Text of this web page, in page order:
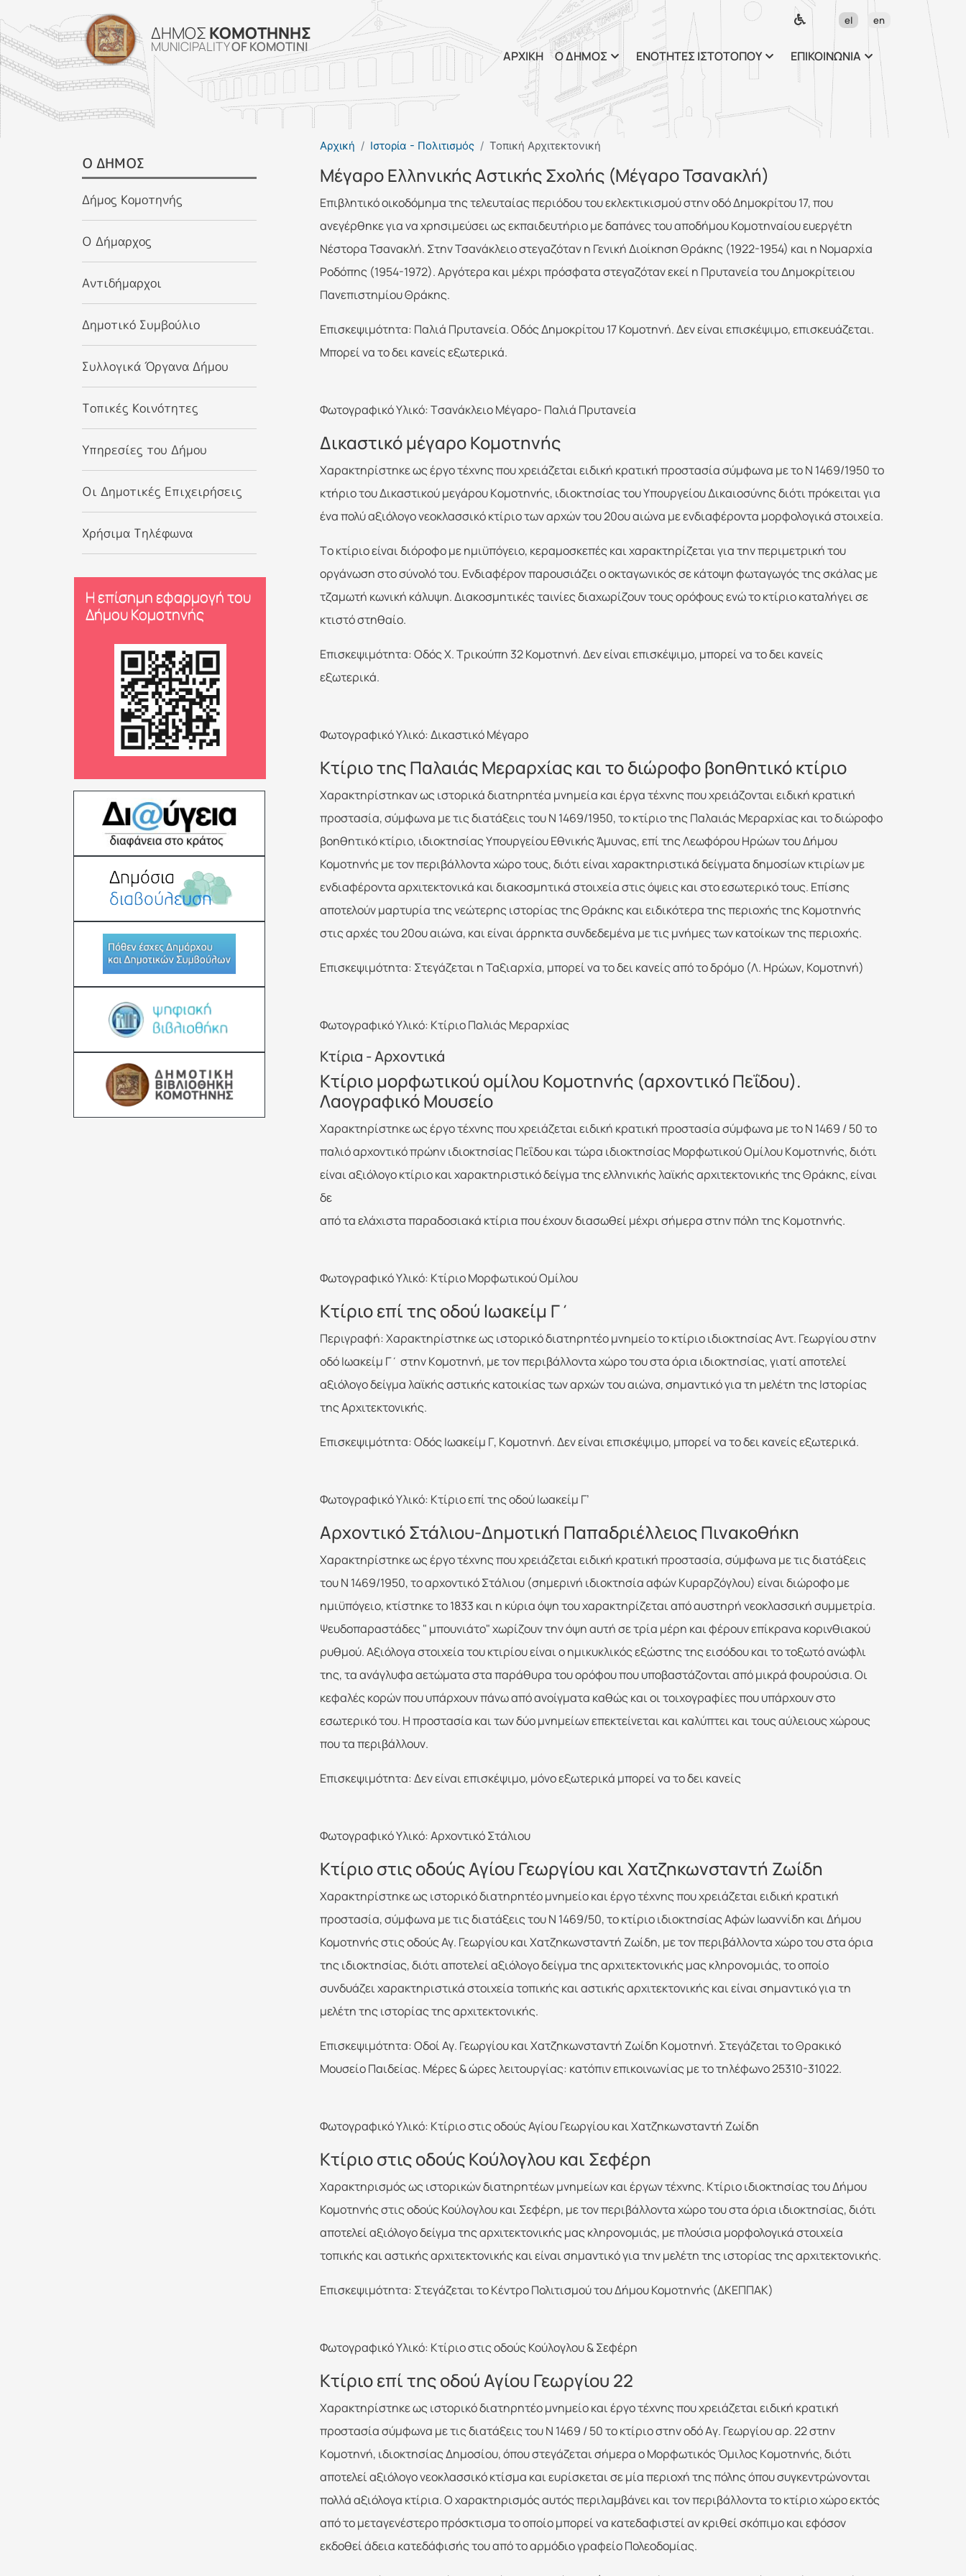
Παράκαμψη προς το κυρίως περιεχόμενο
ΔΗΜΟΣ ΚΟΜΟΤΗΝΗΣ
MUNICIPALITYOF KOMOTINI
el en
ΑΡΧΙΚΗ Ο ΔΗΜΟΣ ΕΝΟΤΗΤΕΣ ΙΣΤΟΤΟΠΟΥ ΕΠΙΚΟΙΝΩΝΙΑ
Αρχική Ιστορία - Πολιτισμός Τοπική Αρχιτεκτονική
Μέγαρο Ελληνικής Αστικής Σχολής (Μέγαρο Τσανακλή)
Επιβλητικό οικοδόμημα της τελευταίας περιόδου του εκλεκτικισμού στην οδό Δημοκρίτου 17, που
ανεγέρθηκε για να χρησιμεύσει ως εκπαιδευτήριο με δαπάνες του αποδήμου Κομοτηναίου ευεργέτη
Νέστορα Τσανακλή. Στην Τσανάκλειο στεγαζόταν η Γενική Διοίκηση Θράκης (1922-1954) και η Νομαρχία
Ροδόπης (1954-1972). Αργότερα και μέχρι πρόσφατα στεγαζόταν εκεί η Πρυτανεία του Δημοκρίτειου
Πανεπιστημίου Θράκης.
Επισκεψιμότητα: Παλιά Πρυτανεία. Οδός Δημοκρίτου 17 Κομοτηνή. Δεν είναι επισκέψιμο, επισκευάζεται.
Μπορεί να το δει κανείς εξωτερικά.
Φωτογραφικό Υλικό: Tσανάκλειο Μέγαρο- Παλιά Πρυτανεία
Δικαστικό μέγαρο Κομοτηνής
Xαρακτηρίστηκε ως έργο τέχνης που χρειάζεται ειδική κρατική προστασία σύμφωνα με το N 1469/1950 το
κτήριο του Δικαστικού μεγάρου Kομοτηνής, ιδιοκτησίας του Yπουργείου Δικαιοσύνης διότι πρόκειται για
ένα πολύ αξιόλογο νεοκλασσικό κτίριο των αρχών του 20ου αιώνα με ενδιαφέροντα μορφολογικά στοιχεία.
Tο κτίριο είναι διόροφο με ημιϋπόγειο, κεραμοσκεπές και χαρακτηρίζεται για την περιμετρική του
οργάνωση στο σύνολό του. Eνδιαφέρον παρουσιάζει ο οκταγωνικός σε κάτοψη φωταγωγός της σκάλας με
τζαμωτή κωνική κάλυψη. Διακοσμητικές ταινίες διαχωρίζουν τους ορόφους ενώ το κτίριο καταλήγει σε
κτιστό στηθαίο.
Επισκεψιμότητα: Οδός Χ. Τρικούπη 32 Κομοτηνή. Δεν είναι επισκέψιμο, μπορεί να το δει κανείς
εξωτερικά.
Φωτογραφικό Υλικό: Δικαστικό Μέγαρο
Κτίριο της Παλαιάς Μεραρχίας και το διώροφο βοηθητικό κτίριο
Χαρακτηρίστηκαν ως ιστορικά διατηρητέα μνημεία και έργα τέχνης που χρειάζονται ειδική κρατική
προστασία, σύμφωνα με τις διατάξεις του Ν 1469/1950, το κτίριο της Παλαιάς Μεραρχίας και το διώροφο
βοηθητικό κτίριο, ιδιοκτησίας Υπουργείου Εθνικής Άμυνας, επί της Λεωφόρου Ηρώων του Δήμου
Κομοτηνής με τον περιβάλλοντα χώρο τους, διότι είναι χαρακτηριστικά δείγματα δημοσίων κτιρίων με
ενδιαφέροντα αρχιτεκτονικά και διακοσμητικά στοιχεία στις όψεις και στο εσωτερικό τους. Επίσης
αποτελούν μαρτυρία της νεώτερης ιστορίας της Θράκης και ειδικότερα της περιοχής της Κομοτηνής
στις αρχές του 20ου αιώνα, και είναι άρρηκτα συνδεδεμένα με τις μνήμες των κατοίκων της περιοχής.
Επισκεψιμότητα: Στεγάζεται η Ταξιαρχία, μπορεί να το δει κανείς από το δρόμο (Λ. Ηρώων, Κομοτηνή)
Φωτογραφικό Υλικό: Κτίριο Παλιάς Μεραρχίας
Κτίρια - Αρχοντικά
Κτίριο μορφωτικού ομίλου Κομοτηνής (αρχοντικό Πεΐδου).
Λαογραφικό Μουσείο
Xαρακτηρίστηκε ως έργο τέχνης που χρειάζεται ειδική κρατική προστασία σύμφωνα με το N 1469 / 50 το
παλιό αρχοντικό πρώην ιδιοκτησίας Πεΐδου και τώρα ιδιοκτησίας Mορφωτικού Oμίλου Kομοτηνής, διότι
είναι αξιόλογο κτίριο και χαρακτηριστικό δείγμα της ελληνικής λαϊκής αρχιτεκτονικής της Θράκης, είναι
δε
από τα ελάχιστα παραδοσιακά κτίρια που έχουν διασωθεί μέχρι σήμερα στην πόλη της Kομοτηνής.
Φωτογραφικό Υλικό: Κτίριο Μορφωτικού Ομίλου
Κτίριο επί της οδού Ιωακείμ Γ΄
Περιγραφή: Xαρακτηρίστηκε ως ιστορικό διατηρητέο μνημείο το κτίριο ιδιοκτησίας Aντ. Γεωργίου στην
οδό Iωακείμ Γ΄ στην Kομοτηνή, με τον περιβάλλοντα χώρο του στα όρια ιδιοκτησίας, γιατί αποτελεί
αξιόλογο δείγμα λαϊκής αστικής κατοικίας των αρχών του αιώνα, σημαντικό για τη μελέτη της Iστορίας
της Aρχιτεκτονικής.
Επισκεψιμότητα: Οδός Iωακείμ Γ, Kομοτηνή. Δεν είναι επισκέψιμο, μπορεί να το δει κανείς εξωτερικά.
Φωτογραφικό Υλικό: Κτίριο επί της οδού Ιωακείμ Γ’
Αρχοντικό Στάλιου-Δημοτική Παπαδριέλλειος Πινακοθήκη
Xαρακτηρίστηκε ως έργο τέχνης που χρειάζεται ειδική κρατική προστασία, σύμφωνα με τις διατάξεις
του N 1469/1950, το αρχοντικό Στάλιου (σημερινή ιδιοκτησία αφών Kυραρζόγλου) είναι διώροφο με
ημιϋπόγειο, κτίστηκε το 1833 και η κύρια όψη του χαρακτηρίζεται από αυστηρή νεοκλασσική συμμετρία.
Ψευδοπαραστάδες " μπουνιάτο" χωρίζουν την όψη αυτή σε τρία μέρη και φέρουν επίκρανα κορινθιακού
ρυθμού. Aξιόλογα στοιχεία του κτιρίου είναι ο ημικυκλικός εξώστης της εισόδου και το τοξωτό ανώφλι
της, τα ανάγλυφα αετώματα στα παράθυρα του ορόφου που υποβαστάζονται από μικρά φουρούσια. Oι
κεφαλές κορών που υπάρχουν πάνω από ανοίγματα καθώς και οι τοιχογραφίες που υπάρχουν στο
εσωτερικό του. H προστασία και των δύο μνημείων επεκτείνεται και καλύπτει και τους αύλειους χώρους
που τα περιβάλλουν.
Επισκεψιμότητα: Δεν είναι επισκέψιμο, μόνο εξωτερικά μπορεί να το δει κανείς
Φωτογραφικό Υλικό: Αρχοντικό Στάλιου
Κτίριο στις οδούς Αγίου Γεωργίου και Χατζηκωνσταντή Ζωίδη
Xαρακτηρίστηκε ως ιστορικό διατηρητέο μνημείο και έργο τέχνης που χρειάζεται ειδική κρατική
προστασία, σύμφωνα με τις διατάξεις του N 1469/50, το κτίριο ιδιοκτησίας Αφών Ιωαννίδη και Δήμου
Κομοτηνής στις οδούς Αγ. Γεωργίου και Χατζηκωνσταντή Ζωίδη, με τον περιβάλλοντα χώρο του στα όρια
της ιδιοκτησίας, διότι αποτελεί αξιόλογο δείγμα της αρχιτεκτονικής μας κληρονομιάς, το οποίο
συνδυάζει χαρακτηριστικά στοιχεία τοπικής και αστικής αρχιτεκτονικής και είναι σημαντικό για τη
μελέτη της ιστορίας της αρχιτεκτονικής.
Επισκεψιμότητα: Οδοί Αγ. Γεωργίου και Χατζηκωνσταντή Ζωίδη Kομοτηνή. Στεγάζεται το Θρακικό
Μουσείο Παιδείας. Μέρες & ώρες λειτουργίας: κατόπιν επικοινωνίας με το τηλέφωνο 25310-31022.
Φωτογραφικό Υλικό: Κτίριο στις οδούς Αγίου Γεωργίου και Χατζηκωνσταντή Ζωίδη
Κτίριο στις οδούς Κούλογλου και Σεφέρη
Χαρακτηρισμός ως ιστορικών διατηρητέων μνημείων και έργων τέχνης. Κτίριο ιδιοκτησίας του Δήμου
Κομοτηνής στις οδούς Κούλογλου και Σεφέρη, με τον περιβάλλοντα χώρο του στα όρια ιδιοκτησίας, διότι
αποτελεί αξιόλογο δείγμα της αρχιτεκτονικής μας κληρονομιάς, με πλούσια μορφολογικά στοιχεία
τοπικής και αστικής αρχιτεκτονικής και είναι σημαντικό για την μελέτη της ιστορίας της αρχιτεκτονικής.
Επισκεψιμότητα: Στεγάζεται το Κέντρο Πολιτισμού του Δήμου Κομοτηνής (ΔΚΕΠΠΑΚ)
Φωτογραφικό Υλικό: Κτίριο στις οδούς Κούλογλου & Σεφέρη
Κτίριο επί της οδού Αγίου Γεωργίου 22
Xαρακτηρίστηκε ως ιστορικό διατηρητέο μνημείο και έργο τέχνης που χρειάζεται ειδική κρατική
προστασία σύμφωνα με τις διατάξεις του N 1469 / 50 το κτίριο στην οδό Aγ. Γεωργίου αρ. 22 στην
Kομοτηνή, ιδιοκτησίας Δημοσίου, όπου στεγάζεται σήμερα ο Mορφωτικός Όμιλος Kομοτηνής, διότι
αποτελεί αξιόλογο νεοκλασσικό κτίσμα και ευρίσκεται σε μία περιοχή της πόλης όπου συγκεντρώνονται
πολλά αξιόλογα κτίρια. O χαρακτηρισμός αυτός περιλαμβάνει και τον περιβάλλοντα το κτίριο χώρο εκτός
από το μεταγενέστερο πρόσκτισμα το οποίο μπορεί να κατεδαφιστεί αν κριθεί σκόπιμο και εφόσον
εκδοθεί άδεια κατεδάφισής του από το αρμόδιο γραφείο Πολεοδομίας.
SIDEBAR MENU
Ο ΔΗΜΟΣ
Δήμος Κομοτηνής
Ο Δήμαρχος
Αντιδήμαρχοι
Δημοτικό Συμβούλιο
Συλλογικά Όργανα Δήμου
Τοπικές Κοινότητες
Υπηρεσίες του Δήμου
Οι Δημοτικές Επιχειρήσεις
Χρήσιμα Τηλέφωνα
Η επίσημη εφαρμογή του
Δήμου Κομοτηνής